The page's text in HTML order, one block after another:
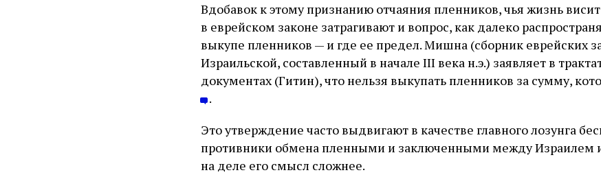
Вдобавок к этому признанию отчаяния пленников, чья жизнь
в еврейском законе затрагивают и вопрос, как далеко
выкупе пленников — и где ее предел. Мишна (сборник еврейских
Израильской, составленный в начале III века н.э.) заявляет в
документах (Гитин), что нельзя выкупать пленников за сумму,
.
Это утверждение часто выдвигают в качестве главного лозунга
противники обмена пленными и заключенными между Израилем
на деле его смысл сложнее.